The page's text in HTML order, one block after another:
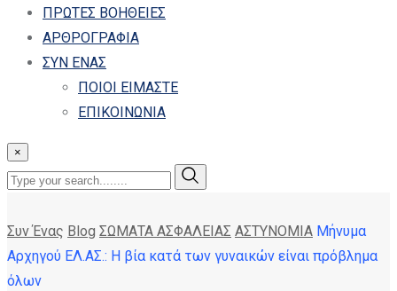
ΠΡΩΤΕΣ ΒΟΗΘΕΙΕΣ
ΑΡΘΡΟΓΡΑΦΙΑ
ΣΥΝ ΕΝΑΣ
ΠΟΙΟΙ ΕΙΜΑΣΤΕ
ΕΠΙΚΟΙΝΩΝΙΑ
×
Συν Ένας Blog ΣΩΜΑΤΑ ΑΣΦΑΛΕΙΑΣ ΑΣΤΥΝΟΜΙΑ Μήνυμα
Αρχηγού ΕΛ.ΑΣ.: Η βία κατά των γυναικών είναι πρόβλημα
όλων